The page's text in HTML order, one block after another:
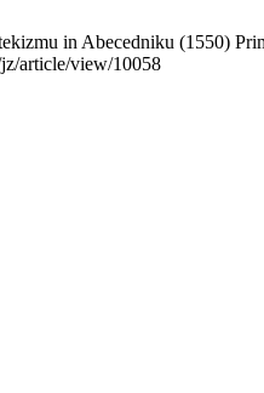
in Abecedniku (1550)
article/view/10058